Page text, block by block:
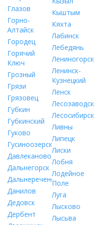
Глазов
Горно-
Алтайск
Городец
Горячий
Ключ
Грозный
Грязи
Грязовец
Губкин
Губкинский
Гуково
Гусиноозерск
Давлеканово
Дальнегорск
Дальнереченск
Данилов
Дедовск
Дербент
Кыштым
Кяхта
Лабинск
Лебедянь
Лениногорск
Ленинск-
Кузнецкий
Ленск
Лесозаводск
Лесосибирск
Ливны
Липецк
Лиски
Лобня
Лодейное
Поле
Луга
Лысково
Лысьва